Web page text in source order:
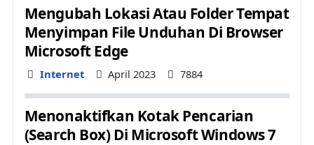
Mengubah Lokasi Atau Folder Tempat
Menyimpan File Unduhan Di Browser
Microsoft Edge
Details
Internet April 2023 7884
Menonaktifkan Kotak Pencarian
(Search Box) Di Microsoft Windows 7